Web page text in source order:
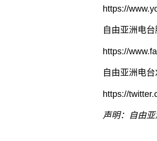
https://
自由亚洲电台
https://
自由亚洲电台
https://
声明：自由